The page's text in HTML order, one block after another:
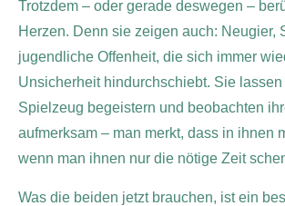
Trotzdem – oder gerade deswegen –
Herzen. Denn sie zeigen auch: Neugier,
jugendliche Offenheit, die sich immer
Unsicherheit hindurchschiebt. Sie
Spielzeug begeistern und beobachten
aufmerksam – man merkt, dass in ihnen
wenn man ihnen nur die nötige Zeit
Was die beiden jetzt brauchen, ist ein